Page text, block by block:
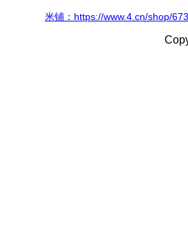
米铺：https://www.4.cn/shop/